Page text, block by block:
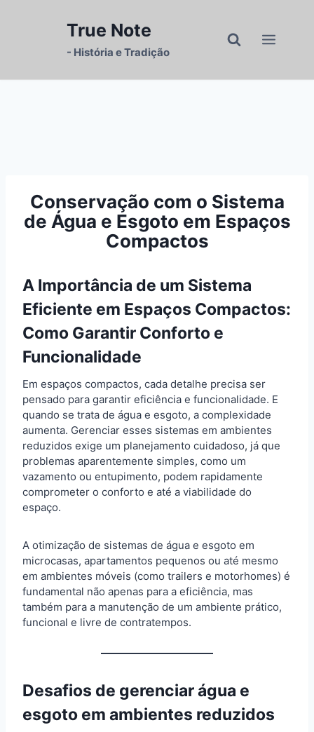
True Note
- História e Tradição
Conservação com o Sistema
de Água e Esgoto em Espaços
Compactos
A Importância de um Sistema
Eficiente em Espaços Compactos:
Como Garantir Conforto e
Funcionalidade
Em espaços compactos, cada detalhe precisa ser
pensado para garantir eficiência e funcionalidade. E
quando se trata de água e esgoto, a complexidade
aumenta. Gerenciar esses sistemas em ambientes
reduzidos exige um planejamento cuidadoso, já que
problemas aparentemente simples, como um
vazamento ou entupimento, podem rapidamente
comprometer o conforto e até a viabilidade do
espaço.
A otimização de sistemas de água e esgoto em
microcasas, apartamentos pequenos ou até mesmo
em ambientes móveis (como trailers e motorhomes) é
fundamental não apenas para a eficiência, mas
também para a manutenção de um ambiente prático,
funcional e livre de contratempos.
Desafios de gerenciar água e
esgoto em ambientes reduzidos